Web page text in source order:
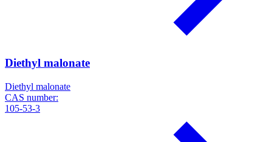
Diethyl malonate
Diethyl malonate
CAS number:
105-53-3